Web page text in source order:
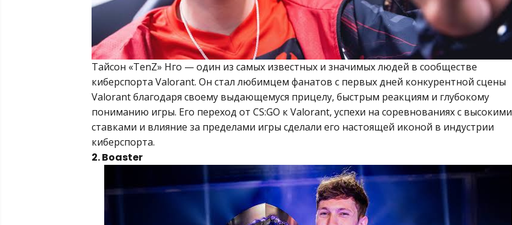
Тайсон «TenZ» Нго — один из самых известных и значимых людей в сообществе
киберспорта Valorant. Он стал любимцем фанатов с первых дней конкурентной сцены
Valorant благодаря своему выдающемуся прицелу, быстрым реакциям и глубокому
пониманию игры. Его переход от CS:GO к Valorant, успехи на соревнованиях с высокими
ставками и влияние за пределами игры сделали его настоящей иконой в индустрии
киберспорта.
2. Boaster